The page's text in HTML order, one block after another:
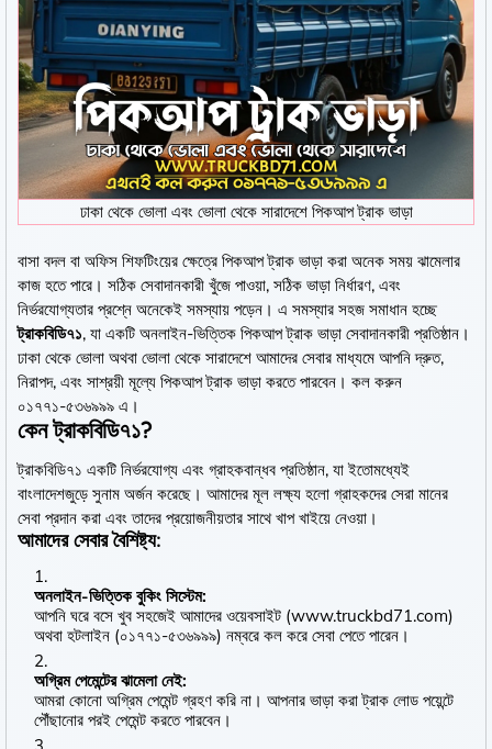
ঢাকা থেকে ভোলা এবং ভোলা থেকে সারাদেশে পিকআপ ট্রাক ভাড়া
বাসা বদল বা অফিস শিফটিংয়ের ক্ষেত্রে পিকআপ ট্রাক ভাড়া করা অনেক সময় ঝামেলার
কাজ হতে পারে। সঠিক সেবাদানকারী খুঁজে পাওয়া, সঠিক ভাড়া নির্ধারণ, এবং
নির্ভরযোগ্যতার প্রশ্নে অনেকেই সমস্যায় পড়েন। এ সমস্যার সহজ সমাধান হচ্ছে
ট্রাকবিডি৭১, যা একটি অনলাইন-ভিত্তিক পিকআপ ট্রাক ভাড়া সেবাদানকারী প্রতিষ্ঠান।
ঢাকা থেকে ভোলা অথবা ভোলা থেকে সারাদেশে আমাদের সেবার মাধ্যমে আপনি দ্রুত,
নিরাপদ, এবং সাশ্রয়ী মূল্যে পিকআপ ট্রাক ভাড়া করতে পারবেন। কল করুন
০১৭৭১-৫৩৬৯৯৯ এ।
কেন ট্রাকবিডি৭১?
ট্রাকবিডি৭১ একটি নির্ভরযোগ্য এবং গ্রাহকবান্ধব প্রতিষ্ঠান, যা ইতোমধ্যেই
বাংলাদেশজুড়ে সুনাম অর্জন করেছে। আমাদের মূল লক্ষ্য হলো গ্রাহকদের সেরা মানের
সেবা প্রদান করা এবং তাদের প্রয়োজনীয়তার সাথে খাপ খাইয়ে নেওয়া।
আমাদের সেবার বৈশিষ্ট্য:
অনলাইন-ভিত্তিক বুকিং সিস্টেম:
আপনি ঘরে বসে খুব সহজেই আমাদের ওয়েবসাইট (www.truckbd71.com)
অথবা হটলাইন (০১৭৭১-৫৩৬৯৯৯) নম্বরে কল করে সেবা পেতে পারেন।
অগ্রিম পেমেন্টের ঝামেলা নেই:
আমরা কোনো অগ্রিম পেমেন্ট গ্রহণ করি না। আপনার ভাড়া করা ট্রাক লোড পয়েন্টে
পৌঁছানোর পরই পেমেন্ট করতে পারবেন।